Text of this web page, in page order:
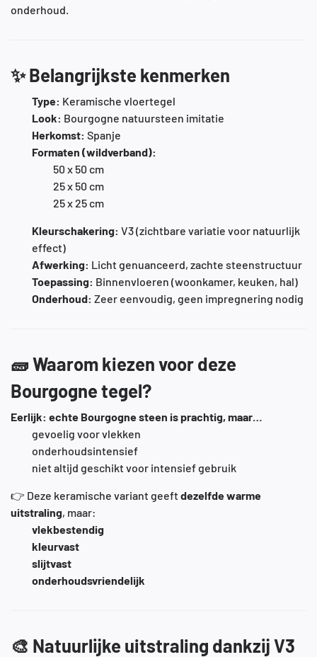
onderhoud.
✨Belangrijkste kenmerken
Type: Keramische vloertegel
Look: Bourgogne natuursteen imitatie
Herkomst: Spanje
Formaten (wildverband):
50 x 50 cm
25 x 50 cm
25 x 25 cm
Kleurschakering: V3 (zichtbare variatie voor natuurlijk
effect)
Afwerking: Licht genuanceerd, zachte steenstructuur
Toepassing: Binnenvloeren (woonkamer, keuken, hal)
Onderhoud: Zeer eenvoudig, geen impregnering nodig
🧱Waarom kiezen voor deze
Bourgogne tegel?
Eerlijk: echte Bourgogne steen is prachtig, maar…
gevoelig voor vlekken
onderhoudsintensief
niet altijd geschikt voor intensief gebruik
👉 Deze keramische variant geeftdezelfde warme
uitstraling, maar:
vlekbestendig
kleurvast
slijtvast
onderhoudsvriendelijk
🎨 Natuurlijke uitstraling dankzij V3